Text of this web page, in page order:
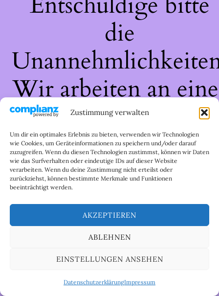
Zustimmung verwalten
Um dir ein optimales Erlebnis zu bieten, verwenden wir Technologien
wie Cookies, um Geräteinformationen zu speichern und/oder darauf
zuzugreifen. Wenn du diesen Technologien zustimmst, können wir Daten
wie das Surfverhalten oder eindeutige IDs auf dieser Website
verarbeiten. Wenn du deine Zustimmung nicht erteilst oder
zurückziehst, können bestimmte Merkmale und Funktionen
beeinträchtigt werden.
AKZEPTIEREN
ABLEHNEN
EINSTELLUNGEN ANSEHEN
DatenschutzerklärungImpressum
die
Wir arbeiten an
großartigen Sache
schau bald wieder
vorbei!